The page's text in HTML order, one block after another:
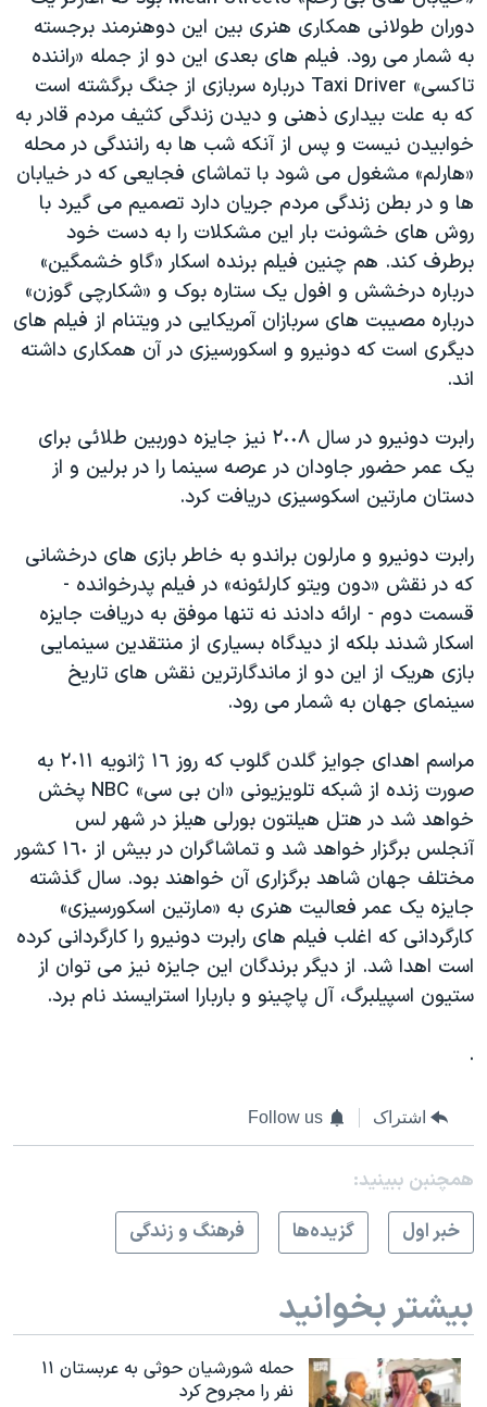
دوران طولانی همکاری هنری بین این دوهنرمند برجسته
به شمار می رود. فیلم های بعدی این دو از جمله «راننده
تاکسی» Taxi Driver درباره سربازی از جنگ برگشته است
که به علت بیداری ذهنی و دیدن زندگی کثیف مردم قادر به
خوابیدن نیست و پس از آنکه شب ها به رانندگی در محله
«هارلم» مشغول می شود با تماشای فجایعی که در خیابان
ها و در بطن زندگی مردم جریان دارد تصمیم می گیرد با
روش های خشونت بار این مشکلات را به دست خود
برطرف کند. هم چنین فیلم برنده اسکار «گاو خشمگین»
درباره درخشش و افول یک ستاره بوک و «شکارچی گوزن»
درباره مصیبت های سربازان آمریکایی در ویتنام از فیلم های
دیگری است که دونیرو و اسکورسیزی در آن همکاری داشته
اند.
رابرت دونیرو در سال ٢٠٠٨ نیز جایزه دوربین طلائی برای
یک عمر حضور جاودان در عرصه سینما را در برلین و از
دستان مارتین اسکوسیزی دریافت کرد.
رابرت دونیرو و مارلون براندو به خاطر بازی های درخشانی
که در نقش «دون ویتو کارلئونه» در فیلم پدرخوانده -
قسمت دوم - ارائه دادند نه تنها موفق به دریافت جایزه
اسکار شدند بلکه از دیدگاه بسیاری از منتقدین سینمایی
بازی هریک از این دو از ماندگارترین نقش های تاریخ
سینمای جهان به شمار می رود.
مراسم اهدای جوایز گلدن گلوب که روز ١٦ ژانویه ٢٠١١ به
صورت زنده از شبکه تلویزیونی «ان بی سی» NBC پخش
خواهد شد در هتل هیلتون بورلی هیلز در شهر لس
آنجلس برگزار خواهد شد و تماشاگران در بیش از ١٦٠ کشور
مختلف جهان شاهد برگزاری آن خواهند بود. سال گذشته
جایزه یک عمر فعالیت هنری به «مارتین اسکورسیزی»
کارگردانی که اغلب فیلم های رابرت دونیرو را کارگردانی کرده
است اهدا شد. از دیگر برندگان این جایزه نیز می توان از
ستیون اسپیلبرگ، آل پاچینو و باربارا استرایسند نام برد.
.
اشتراک Follow us
همچنبن ببینید:
خبر اول
گزيده‌ها فرهنگ و زندگی
بیشتر بخوانید
حمله شورشیان حوثی به عربستان ۱۱
نفر را مجروح کرد